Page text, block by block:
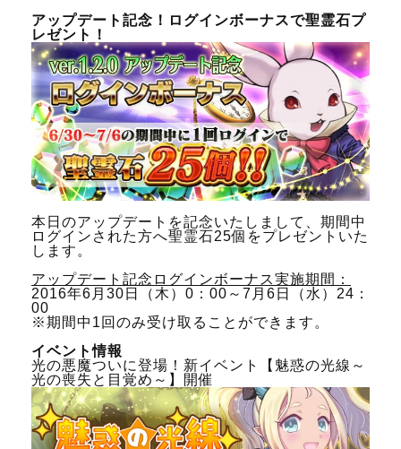
アップデート記念！ログインボーナスで聖霊石プ
レゼント！
本日のアップデートを記念いたしまして、期間中
ログインされた方へ聖霊石25個をプレゼントいた
します。
アップデート記念ログインボーナス実施期間：
2016年6月30日（木）0：00～7月6日（水）24：
00
※期間中1回のみ受け取ることができます。
イベント情報
光の悪魔ついに登場！新イベント【魅惑の光線～
光の喪失と目覚め～】開催